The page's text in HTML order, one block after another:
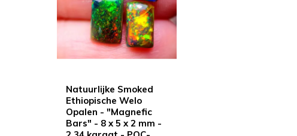
Natuurlijke Smoked
Ethiopische Welo
Opalen - "Magnefic
Bars" - 8 x 5 x 2 mm -